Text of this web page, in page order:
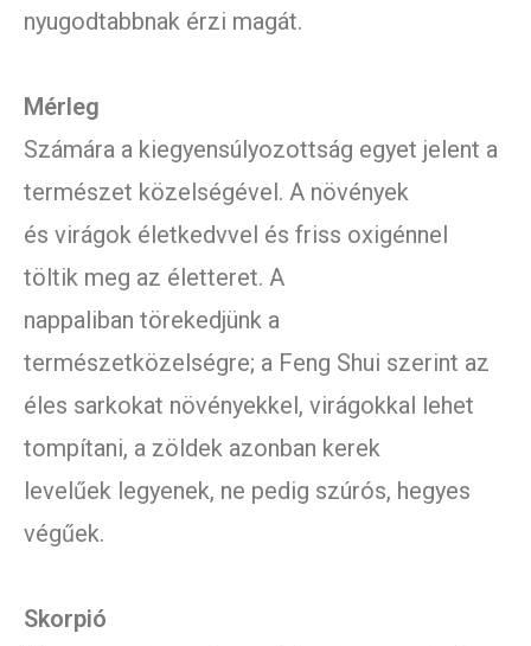
nyugodtabbnak érzi magát.
Mérleg
Számára a kiegyensúlyozottság egyet jelent a
természet közelségével. A növények
és virágok életkedvvel és friss oxigénnel
töltik meg az életteret. A
nappaliban törekedjünk a
természetközelségre; a Feng Shui szerint az
éles sarkokat növényekkel, virágokkal lehet
tompítani, a zöldek azonban kerek
levelűek legyenek, ne pedig szúrós, hegyes
végűek.
Skorpió